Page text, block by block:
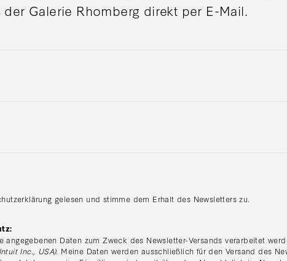
der Galerie Rhomberg direkt per E-Mail.
gelesen und stimme dem Erhalt des Newsletters zu.
angegebenen Daten zum Zweck des Newsletter-Versands verarbeitet
Inc., USA). Meine Daten werden ausschließlich für den Versand des